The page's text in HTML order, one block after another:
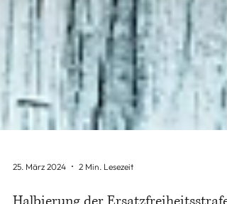
25. März 2024 2 Min. Lesezeit